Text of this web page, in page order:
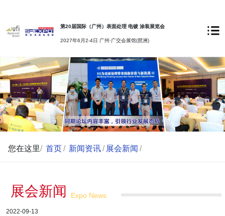
第20届国际（广州）表面处理 电镀 涂装展览会
2027年6月2-4日 广州·广交会展馆(琶洲)
您在这里/ 首页 / 新闻资讯 / 展会新闻 /
展会新闻 Expo News
2022-09-13